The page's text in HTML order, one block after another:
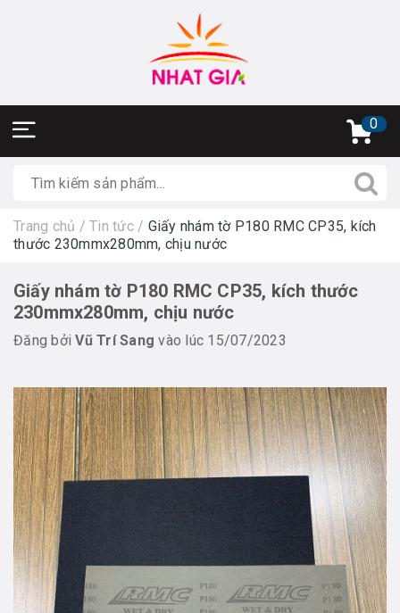
0
Trang chủ / Tin tức / Giấy nhám tờ P180 RMC CP35, kích
thước 230mmx280mm, chịu nước
Giấy nhám tờ P180 RMC CP35, kích thước
230mmx280mm, chịu nước
Đăng bởiVũ Trí Sang vào lúc 15/07/2023